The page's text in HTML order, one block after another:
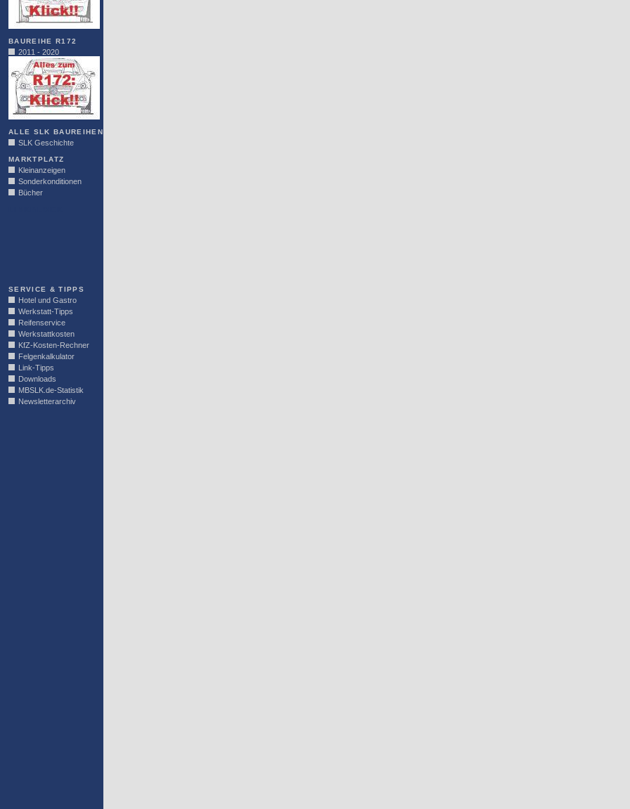
BAUREIHE R172
2011 - 2020
ALLE SLK BAUREIHEN
SLK Geschichte
MARKTPLATZ
Kleinanzeigen
Sonderkonditionen
Bücher
SERVICE & TIPPS
Hotel und Gastro
Werkstatt-Tipps
Reifenservice
Werkstattkosten
KfZ-Kosten-Rechner
Felgenkalkulator
Link-Tipps
Downloads
MBSLK.de-Statistik
Newsletterarchiv